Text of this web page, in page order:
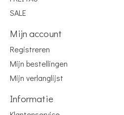
SALE
Mijn account
Registreren
Mijn bestellingen
Mijn verlanglijst
Informatie